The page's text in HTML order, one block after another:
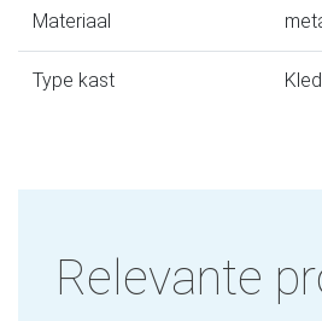
Materiaal
Type kast
Relevante